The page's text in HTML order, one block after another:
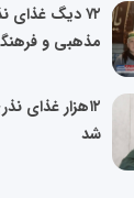
۷۲ دیگ
مذهبی و
۱۲هزار غذای
شد